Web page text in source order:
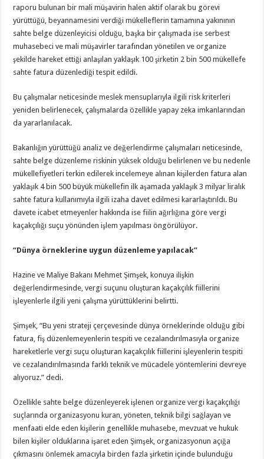
raporu bulunan bir mali müşavirin halen aktif olarak bu görevi
yürüttüğü, beyannamesini verdiği mükelleflerin tamamına yakınının
sahte belge düzenleyicisi olduğu, başka bir çalışmada ise serbest
muhasebeci ve mali müşavirler tarafından yönetilen ve organize
şekilde hareket ettiği anlaşılan yaklaşık 100 şirketin 2 bin 500 mükellefe
sahte fatura düzenlediği tespit edildi.
Bu çalışmalar neticesinde meslek mensuplarıyla ilgili risk kriterleri
yeniden belirlenecek, çalışmalarda özellikle yapay zeka imkanlarından
da yararlanılacak.
Bakanlığın yürüttüğü analiz ve değerlendirme çalışmaları neticesinde,
sahte belge düzenleme riskinin yüksek olduğu belirlenen ve bu nedenle
mükellefiyetleri terkin edilerek incelemeye alınan kişilerden fatura alan
yaklaşık 4 bin 500 büyük mükellefin ilk aşamada yaklaşık 3 milyar liralık
sahte fatura kullanımıyla ilgili izaha davet edilmesi kararlaştırıldı. Bu
davete icabet etmeyenler hakkında ise fiilin ağırlığına göre vergi
kaçakçılığı suçu yönünden işlem yapılması öngörülüyor.
“Dünya örneklerine uygun düzenleme yapılacak”
Hazine ve Maliye Bakanı Mehmet Şimşek, konuya ilişkin
değerlendirmesinde, vergi suçunu oluşturan kaçakçılık fiillerini
işleyenlerle ilgili yeni çalışma yürüttüklerini belirtti.
Şimşek, “Bu yeni strateji çerçevesinde dünya örneklerinde olduğu gibi
fatura, fiş düzenlemeyenlerin tespiti ve cezalandırılmasıyla organize
hareketlerle vergi suçu oluşturan kaçakçılık fiillerini işleyenlerin tespiti
ve cezalandırılmasında farklı teknik ve mücadele yöntemlerini devreye
alıyoruz.” dedi.
Özellikle sahte belge düzenleyerek işlenen organize vergi kaçakçılığı
suçlarında organizasyonu kuran, yöneten, teknik bilgi sağlayan ve
menfaati elde eden kişilerin genellikle muhasebe, mevzuat ve hukuk
bilen kişiler olduklarına işaret eden Şimşek, organizasyonun açığa
çıkmasını önlemek amacıyla birden fazla şirketin içinde bulunduğu